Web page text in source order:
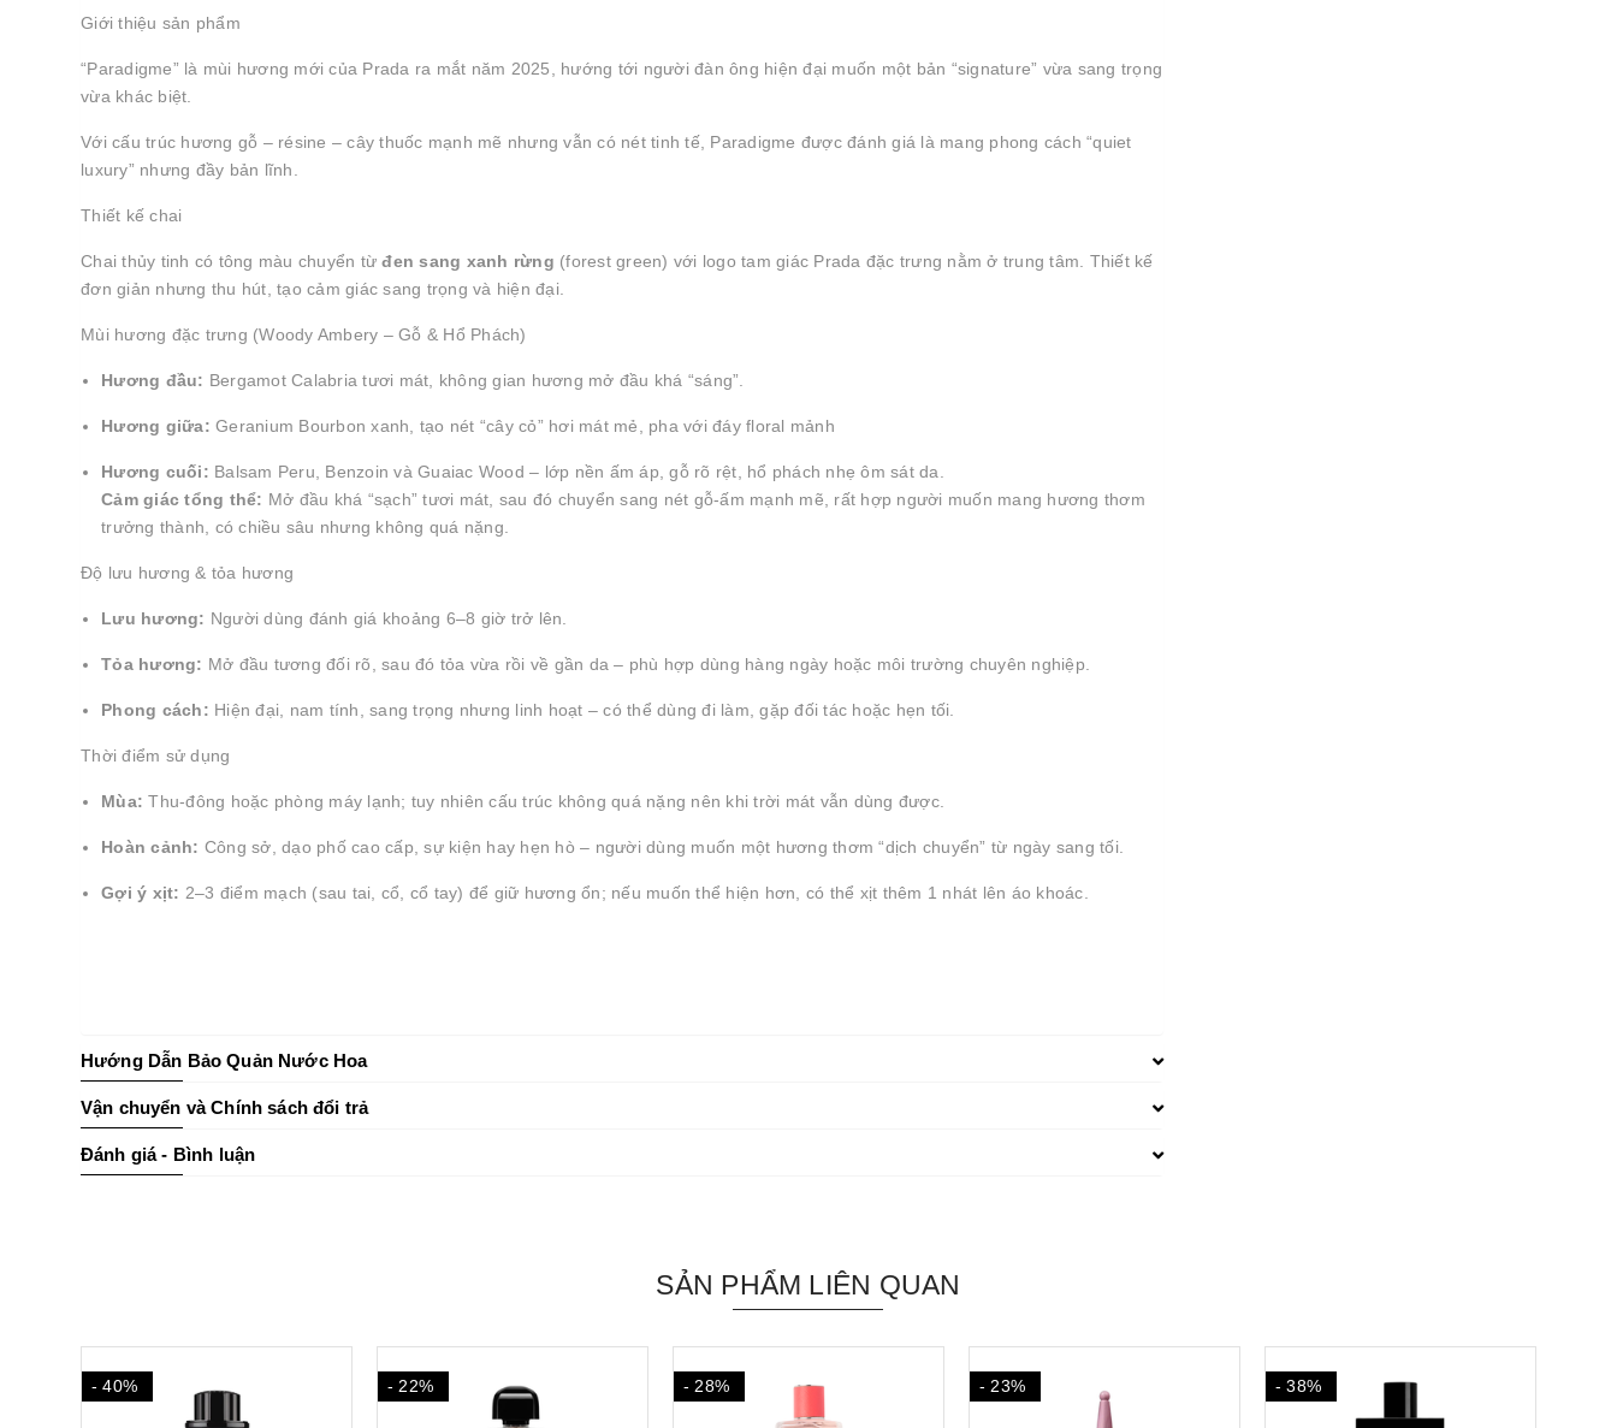
Giới thiệu sản phẩm
“Paradigme” là mùi hương mới của Prada ra mắt năm 2025, hướng tới người đàn ông hiện đại muốn một bản “signature” vừa sang trọng
vừa khác biệt.
Với cấu trúc hương gỗ – résine – cây thuốc mạnh mẽ nhưng vẫn có nét tinh tế, Paradigme được đánh giá là mang phong cách “quiet
luxury” nhưng đầy bản lĩnh.
Thiết kế chai
Chai thủy tinh có tông màu chuyển từđen sang xanh rừng (forest green) với logo tam giác Prada đặc trưng nằm ở trung tâm. Thiết kế
đơn giản nhưng thu hút, tạo cảm giác sang trọng và hiện đại.
Mùi hương đặc trưng (Woody Ambery – Gỗ & Hổ Phách)
Hương đầu: Bergamot Calabria tươi mát, không gian hương mở đầu khá “sáng”.
Hương giữa: Geranium Bourbon xanh, tạo nét “cây cỏ” hơi mát mẻ, pha với đáy floral mảnh
Hương cuối: Balsam Peru, Benzoin và Guaiac Wood – lớp nền ấm áp, gỗ rõ rệt, hổ phách nhẹ ôm sát da.
Cảm giác tổng thể: Mở đầu khá “sạch” tươi mát, sau đó chuyển sang nét gỗ-ấm mạnh mẽ, rất hợp người muốn mang hương thơm
trưởng thành, có chiều sâu nhưng không quá nặng.
Độ lưu hương & tỏa hương
Lưu hương: Người dùng đánh giá khoảng 6–8 giờ trở lên.
Tỏa hương: Mở đầu tương đối rõ, sau đó tỏa vừa rồi về gần da – phù hợp dùng hàng ngày hoặc môi trường chuyên nghiệp.
Phong cách: Hiện đại, nam tính, sang trọng nhưng linh hoạt – có thể dùng đi làm, gặp đối tác hoặc hẹn tối.
Thời điểm sử dụng
Mùa: Thu-đông hoặc phòng máy lạnh; tuy nhiên cấu trúc không quá nặng nên khi trời mát vẫn dùng được.
Hoàn cảnh: Công sở, dạo phố cao cấp, sự kiện hay hẹn hò – người dùng muốn một hương thơm “dịch chuyển” từ ngày sang tối.
Gợi ý xịt: 2–3 điểm mạch (sau tai, cổ, cổ tay) để giữ hương ổn; nếu muốn thể hiện hơn, có thể xịt thêm 1 nhát lên áo khoác.
Hướng Dẫn Bảo Quản Nước Hoa
Vận chuyển và Chính sách đổi trả
Đánh giá - Bình luận
SẢN PHẨM LIÊN QUAN
- 22% - 28% - 23% - 38% - 43%